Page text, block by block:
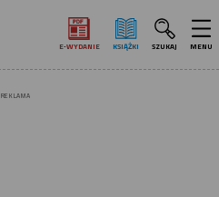
E‑WYDANIE KSIĄŻKI SZUKAJ MENU
REKLAMA